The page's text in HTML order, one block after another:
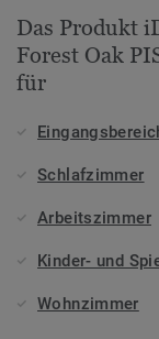
Das Produkt
Forest Oak
für
Schlafzimmer
Arbeitszimmer
Kinder- und
Wohnzimmer